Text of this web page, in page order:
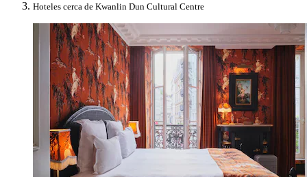
Hoteles cerca de Kwanlin Dun Cultural Centre